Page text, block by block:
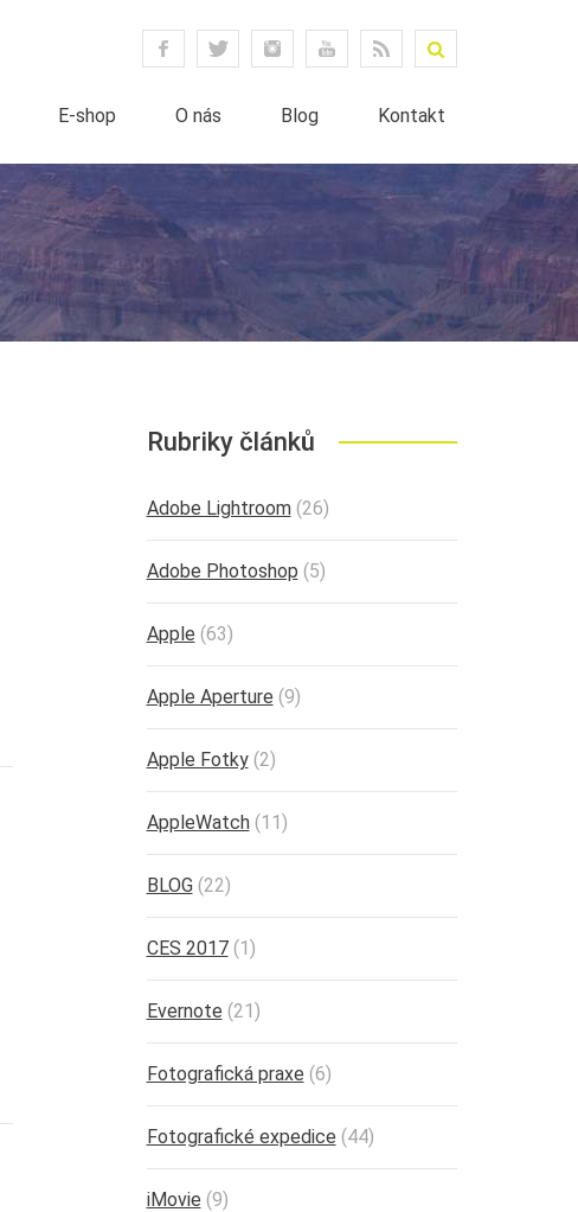
E-shop O nás Blog Kontakt
Rubriky článků
Adobe Lightroom(26)
Adobe Photoshop (5)
Apple (63)
Apple Aperture (9)
Apple Fotky(2)
AppleWatch(11)
BLOG(22)
CES 2017(1)
Evernote (21)
Fotografická praxe (6)
Fotografické expedice (44)
iMovie (9)